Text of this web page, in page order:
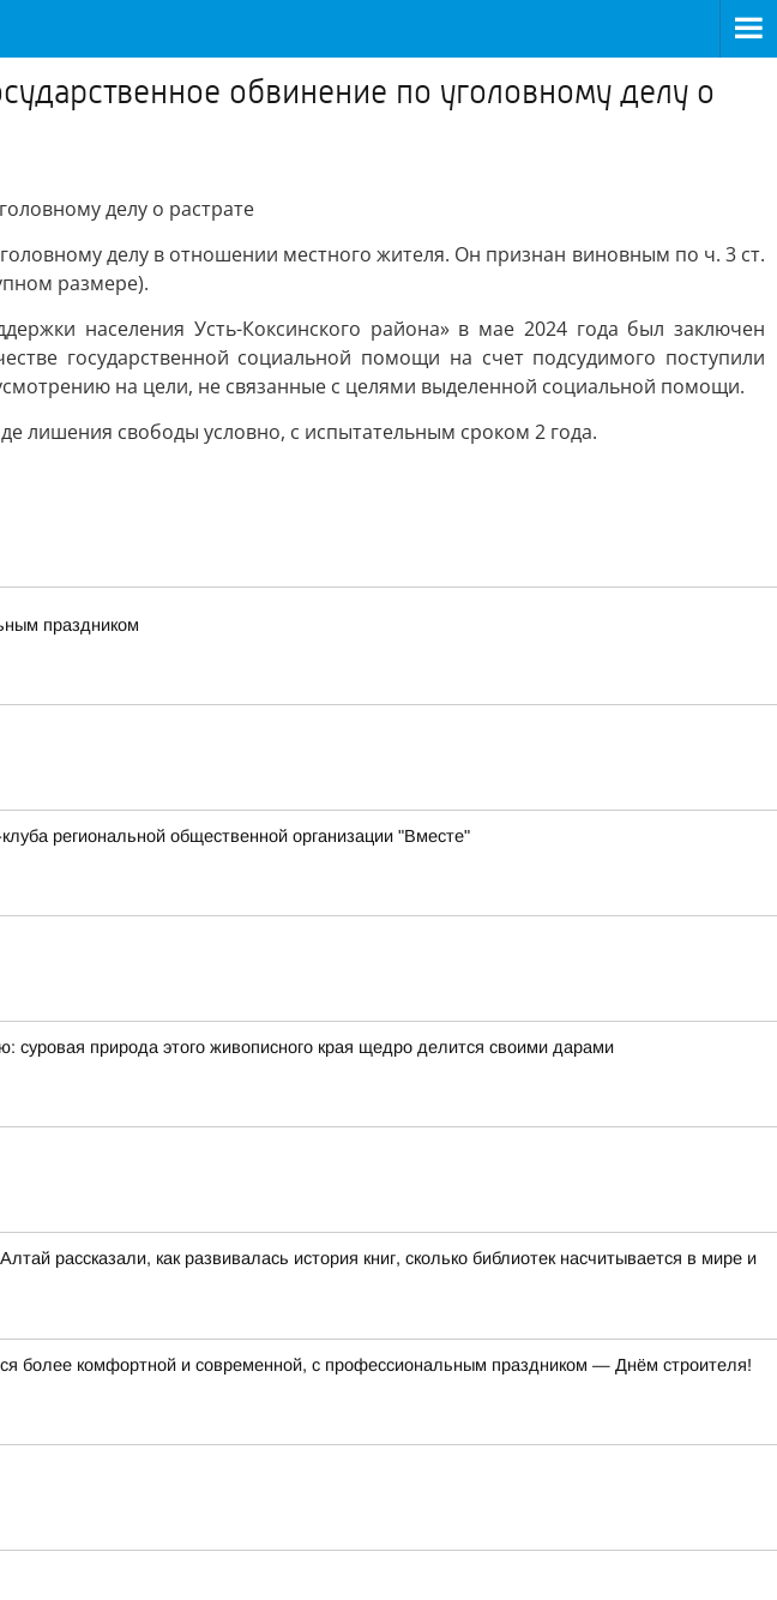
обвинение по уголовному делу о
делу о растрате
делу в отношении местного жителя. Он признан виновным по ч. 3 ст.
размере).
населения Усть-Коксинского района» в мае 2024 года был заключен
государственной социальной помощи на счет подсудимого поступили
на цели, не связанные с целями выделенной социальной помощи.
лишения свободы условно, с испытательным сроком 2 года.
праздником
региональной общественной организации "Вместе"
суровая природа этого живописного края щедро делится своими дарами
рассказали, как развивалась история книг, сколько библиотек насчитывается в мире и
более комфортной и современной, с профессиональным праздником — Днём строителя!